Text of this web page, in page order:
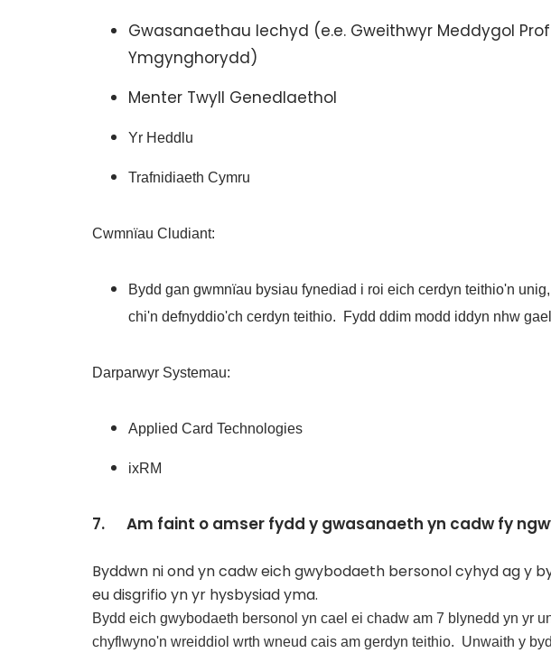
Gwasanaethau Iechyd (e.e. Gweithwyr Meddygol
Ymgynghorydd)
Menter Twyll Genedlaethol
Yr Heddlu
Trafnidiaeth Cymru
Cwmnïau Cludiant:
Bydd gan gwmnïau bysiau fynediad i roi eich cerdyn teithio'n
chi'n defnyddio'ch cerdyn teithio. Fydd ddim modd iddyn nhw
Darparwyr Systemau:
Applied Card Technologies
ixRM
7. Am faint o amser fydd y gwasanaeth yn cadw fy
Byddwn ni ond yn cadw eich gwybodaeth bersonol cyhyd ag y
eu disgrifio yn yr hysbysiad yma.
Bydd eich gwybodaeth bersonol yn cael ei chadw am 7 blynedd yn yr
chyflwyno'n wreiddiol wrth wneud cais am gerdyn teithio. Unwaith y